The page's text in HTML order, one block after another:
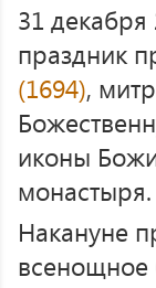
31
праздник
(1694),
иконы
монастыря.
Накануне
всенощное